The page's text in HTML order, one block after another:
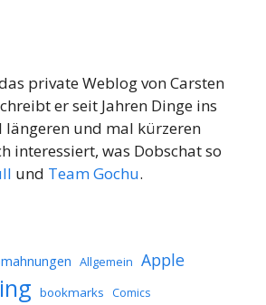
private Weblog von Carsten
er seit Jahren Dinge ins
und mal kürzeren
interessiert, was Dobschat so
und Team Gochu.
Allgemein Apple
bookmarks Comics